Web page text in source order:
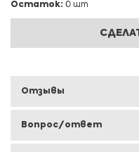
Остаток: 0 шт
Отзывы
Вопрос/ответ